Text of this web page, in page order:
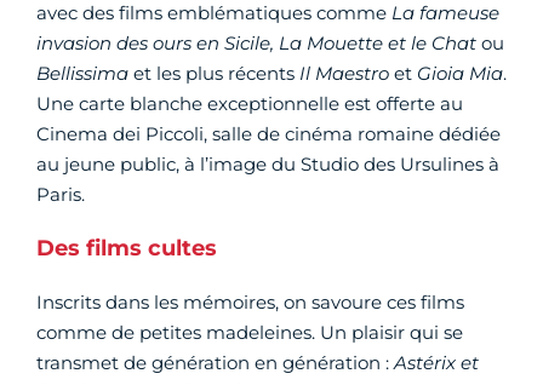
avec des films emblématiques comme La fameuse
invasion des ours en Sicile, La Mouette et le Chat ou
Bellissima et les plus récents Il Maestro et Gioia Mia.
Une carte blanche exceptionnelle est offerte au
Cinema dei Piccoli, salle de cinéma romaine dédiée
au jeune public, à l’image du Studio des Ursulines à
Paris.
Des films cultes
Inscrits dans les mémoires, on savoure ces films
comme de petites madeleines. Un plaisir qui se
transmet de génération en génération :Astérix et